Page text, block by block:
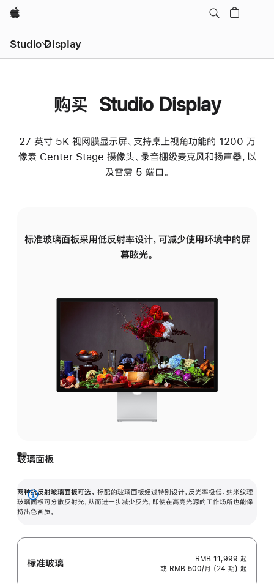
Apple
Studio Display
购买 Studio Display
27 英寸 5K 视网膜显示屏、支持桌上视角功能的 1200 万
像素 Center Stage 摄像头、录音棚级麦克风和扬声器，以
及雷雳 5 端口。
标准玻璃面板采用低反射率设计，可减少使用环境中的屏
幕眩光。
玻璃面板
两种抗反射玻璃面板可选。 标配的玻璃面板经过特别设计，反光率极低。纳米纹理
玻璃面板可分散反射光，从而进一步减少反光，即使在高亮光源的工作场所也能保
持出色画质。
展
开
标准玻璃 RMB 11,999 起
或 RMB 500/月 (24 期) 起